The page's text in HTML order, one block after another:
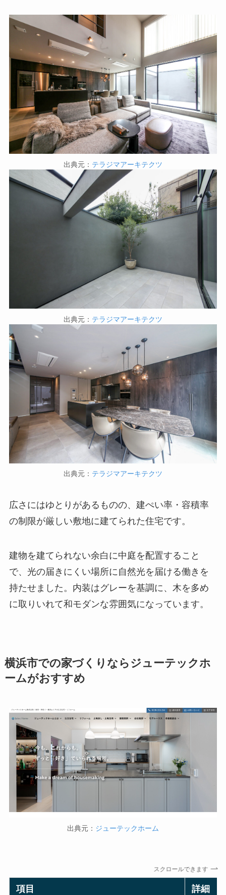
出典元： テラジマアーキテクツ
出典元： テラジマアーキテクツ
出典元： テラジマアーキテクツ
広さにはゆとりがあるものの、建ぺい率・容積率
の制限が厳しい敷地に建てられた住宅です。
建物を建てられない余白に中庭を配置すること
で、光の届きにくい場所に自然光を届ける働きを
持たせました。内装はグレーを基調に、木を多め
に取りいれて和モダンな雰囲気になっています。
横浜市での家づくりならジューテックホ
ームがおすすめ
出典元： ジューテックホーム
スクロールできます
項目 詳細